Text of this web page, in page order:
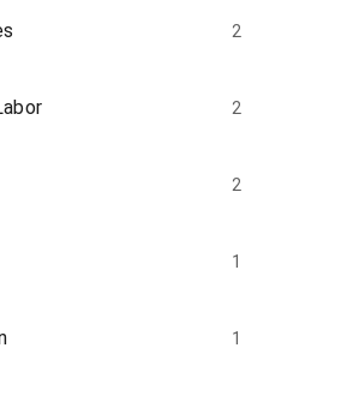
2
2
2
1
1